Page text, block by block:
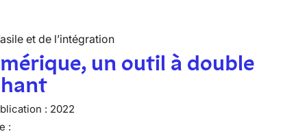
et de l’intégration
un outil à double
: 2022
: